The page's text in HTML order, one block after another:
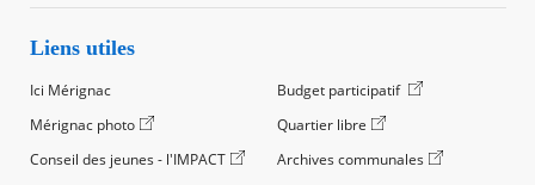
Liens utiles
Ici Mérignac
Budget participatif
Mérignac photo
Quartier libre
Conseil des jeunes - l'IMPACT
Archives communales